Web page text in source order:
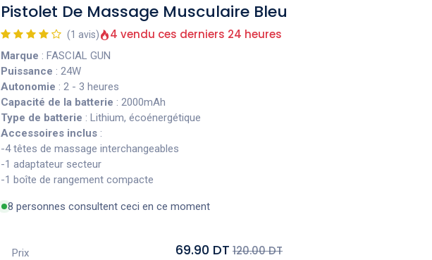
Pistolet De Massage Musculaire Bleu
(1 avis) 4 vendu ces derniers 24 heures
Marque : FASCIAL GUN
Puissance : 24W
Autonomie : 2 - 3 heures
Capacité de la batterie : 2000mAh
Type de batterie : Lithium, écoénergétique
Accessoires inclus :
-4 têtes de massage interchangeables
-1 adaptateur secteur
-1 boîte de rangement compacte
8 personnes consultent ceci en ce moment
Prix 69.90 DT 120.00 DT